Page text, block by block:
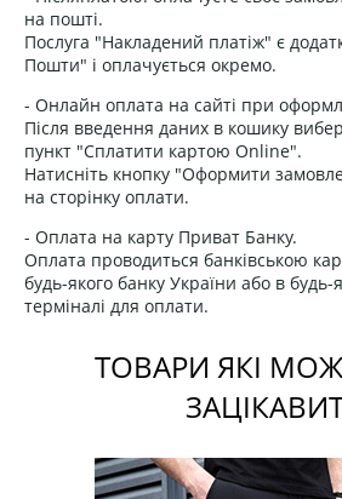
на пошті.
Послуга "Накладений платіж" є
Пошти" і оплачується окремо.
- Онлайн оплата на сайті при
Після введення даних в кошику
пункт "Сплатити картою Online".
Натисніть кнопку "Оформити
на сторінку оплати.
- Оплата на карту Приват Банку.
Оплата проводиться банківською
будь-якого банку України або в
терміналі для оплати.
ТОВАРИ ЯКІ